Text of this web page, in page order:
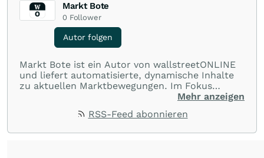
Markt Bote
0 Follower
Autor folgen
Markt Bote ist ein Autor von wallstreetONLINE
und liefert automatisierte, dynamische Inhalte
zu aktuellen Marktbewegungen. Im Fokus
stehen Tops und Flops, Branchentrends und
Rohstoffe oder Krypto – die Beiträge sind kurz,
Mehr anzeigen
RSS-Feed abonnieren